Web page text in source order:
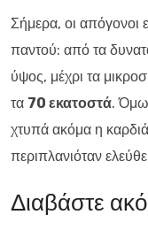
Σήμερα, οι απόγονοι
παντού: από τα
ύψος, μέχρι τα
τα 70 εκατοστά.
χτυπά ακόμα η
περιπλανιόταν
Διαβάστε